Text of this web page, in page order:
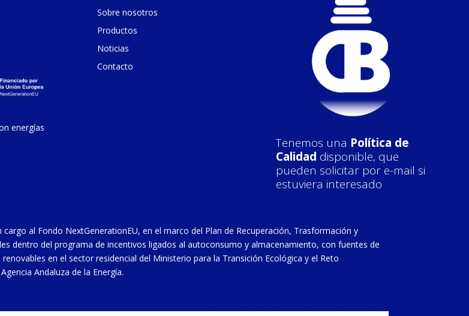
energías
Sobre nosotros
Productos
Noticias
Contacto
Tenemos una Política de
Calidad disponible, que
pueden solicitar por e-mail si
estuviera interesado
al Fondo NextGenerationEU, en el marco del Plan de Recuperación, Trasformación y
dentro del programa de incentivos ligados al autoconsumo y almacenamiento, con fuentes de
en el sector residencial del Ministerio para la Transición Ecológica y el Reto
Andaluza de la Energía.